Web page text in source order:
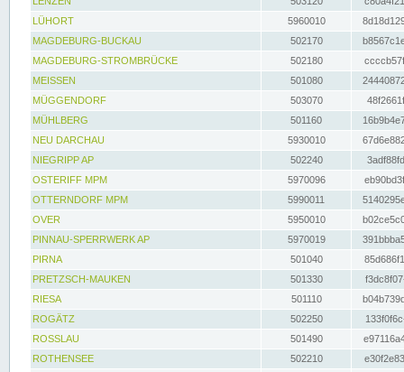
LÜHORT
5960010
MAGDEBURG-BUCKAU
502170
MAGDEBURG-STROMBRÜCKE
502180
MEISSEN
501080
MÜGGENDORF
503070
MÜHLBERG
501160
NEU DARCHAU
5930010
NIEGRIPP AP
502240
OSTERIFF MPM
5970096
OTTERNDORF MPM
5990011
OVER
5950010
PINNAU-SPERRWERK AP
5970019
PIRNA
501040
PRETZSCH-MAUKEN
501330
RIESA
501110
ROGÄTZ
502250
ROSSLAU
501490
ROTHENSEE
502210